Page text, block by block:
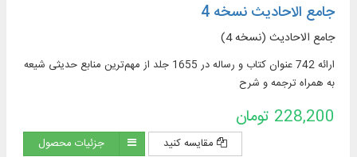
جامع الاحادیث نسخه 4
جامع الاحادیث (نسخه 4)
ارائه 742 عنوان کتاب و رساله در 1655 جلد از مهم‌ترین منابع حدیثی شیعه
به همراه ترجمه و شرح
228,200 تومان
مقایسه کنید جزئیات محصول